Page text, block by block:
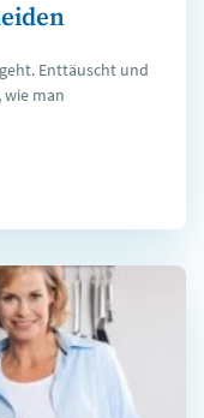
Enttäuscht und
wie man